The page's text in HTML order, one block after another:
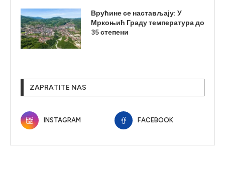
Врућине се настављају: У
Мркоњић Граду температура до
35 степени
ZAPRATITE NAS
INSTAGRAM FACEBOOK